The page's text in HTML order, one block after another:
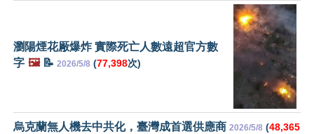
瀏陽煙花厰爆炸 實際死亡人數遠超官方數
字 🖼️📝 2026/5/8 (77,398次)
烏克蘭無人機去中共化，臺灣成首選供應商 2026/5/8 (48,365